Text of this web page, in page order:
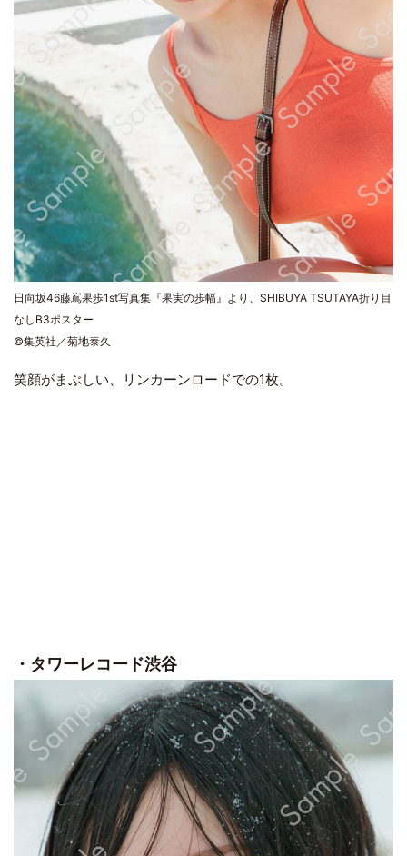
日向坂46藤嶌果歩1st写真集『果実の歩幅』より、SHIBUYA TSUTAYA折り目
なしB3ポスター
©集英社／菊地泰久
笑顔がまぶしい、リンカーンロードでの1枚。
・タワーレコード渋谷